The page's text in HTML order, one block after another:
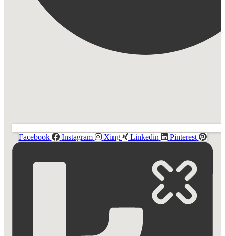
Facebook Instagram Xing Linkedin Pinterest